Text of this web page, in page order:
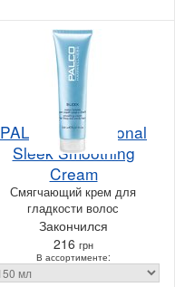
PALCO Professional
Sleek Smoothing
Cream
Смягчающий крем для
гладкости волос
Закончился
216 грн
В ассортименте: